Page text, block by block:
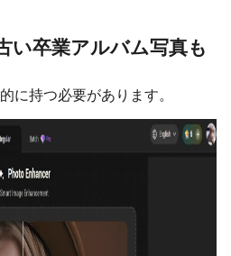
い卒業アルバム写真も
に持つ必要があります。